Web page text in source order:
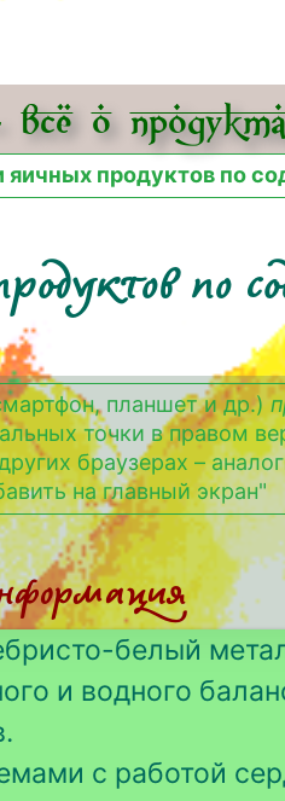
о
яичных продуктов по
по
планшет и др.)
точки в правом
браузерах –
на главный экран"
белый
и водного
с работой